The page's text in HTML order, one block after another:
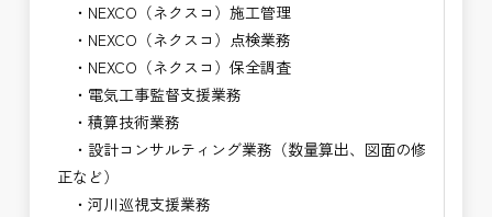
・NEXCO（ネクスコ）施工管理
・NEXCO（ネクスコ）点検業務
・NEXCO（ネクスコ）保全調査
・電気工事監督支援業務
・積算技術業務
・設計コンサルティング業務（数量算出、図面の修
正など）
・河川巡視支援業務